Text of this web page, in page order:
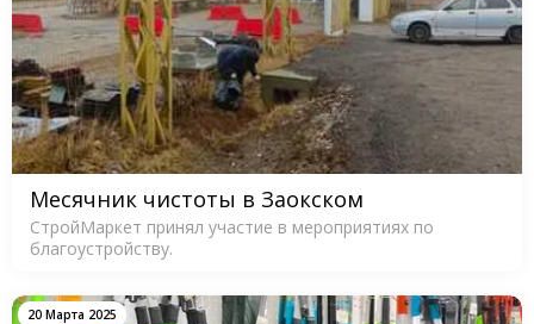
Месячник чистоты в Заокском
СтройМаркет принял участие в мероприятиях по
благоустройству.
20 Марта 2025